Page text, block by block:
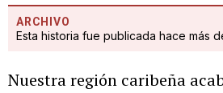
ARCHIVO
Esta historia fue publicada hace más
Nuestra región caribeña